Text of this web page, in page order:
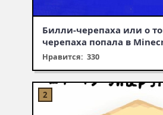
Билли-черепаха или о
черепаха попала в
Нравится: 330